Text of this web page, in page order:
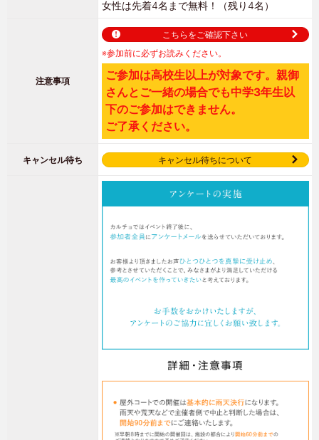
女性は先着4名まで無料！ （残り4名）
注意事項
こちらをご確認下さい
※参加前に必ずお読みください。
ご参加は高校生以上が対象です。親御
さんとご一緒の場合でも中学3年生以
下のご参加はできません。
ご了承ください。
キャンセル待ち キャンセル待ちについて